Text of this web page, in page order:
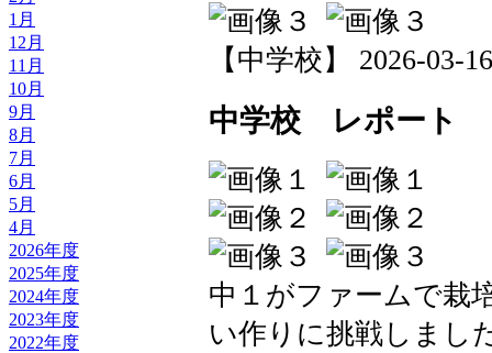
1月
12月
11月
10月
9月
8月
7月
6月
5月
4月
2026年度
2025年度
2024年度
2023年度
2022年度
【中学校】 2026-03-
中学校 レポート
中１がファームで栽
い作りに挑戦しまし